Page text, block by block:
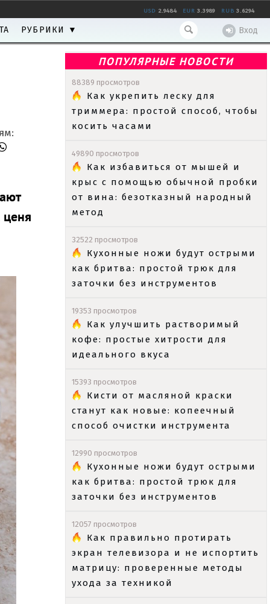
USD 2.9484 EUR 3.3989 RUB 3.6294
Вход
РУБРИКИ ▼
ПОПУЛЯРНЫЕ НОВОСТИ
88389 просмотров
Как укрепить леску для
триммера: простой способ, чтобы
косить часами
49890 просмотров
Как избавиться от мышей и
крыс с помощью обычной пробки
от вина: безотказный народный
метод
32522 просмотров
Кухонные ножи будут острыми
как бритва: простой трюк для
заточки без инструментов
19353 просмотров
Как улучшить растворимый
кофе: простые хитрости для
идеального вкуса
15393 просмотров
Кисти от масляной краски
станут как новые: копеечный
способ очистки инструмента
12990 просмотров
Кухонные ножи будут острыми
как бритва: простой трюк для
заточки без инструментов
12057 просмотров
Как правильно протирать
экран телевизора и не испортить
матрицу: проверенные методы
ухода за техникой